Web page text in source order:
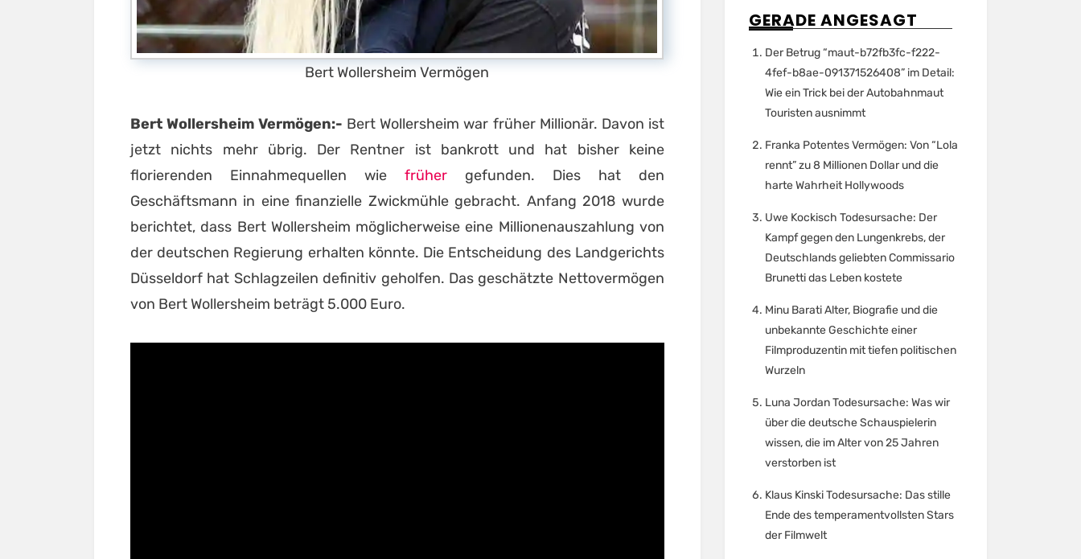
Bert Wollersheim Vermögen
Bert Wollersheim Vermögen:- Bert Wollersheim war früher Millionär. Davon ist
jetzt nichts mehr übrig. Der Rentner ist bankrott und hat bisher keine
florierenden Einnahmequellen wie früher gefunden. Dies hat den
Geschäftsmann in eine finanzielle Zwickmühle gebracht. Anfang 2018 wurde
berichtet, dass Bert Wollersheim möglicherweise eine Millionenauszahlung von
der deutschen Regierung erhalten könnte. Die Entscheidung des Landgerichts
Düsseldorf hat Schlagzeilen definitiv geholfen. Das geschätzte Nettovermögen
von Bert Wollersheim beträgt 5.000 Euro.
GERADE ANGESAGT
Der Betrug “maut-b72fb3fc-f222-
4fef-b8ae-091371526408” im Detail:
Wie ein Trick bei der Autobahnmaut
Touristen ausnimmt
Franka Potentes Vermögen: Von “Lola
rennt” zu 8 Millionen Dollar und die
harte Wahrheit Hollywoods
Uwe Kockisch Todesursache: Der
Kampf gegen den Lungenkrebs, der
Deutschlands geliebten Commissario
Brunetti das Leben kostete
Minu Barati Alter, Biografie und die
unbekannte Geschichte einer
Filmproduzentin mit tiefen politischen
Wurzeln
Luna Jordan Todesursache: Was wir
über die deutsche Schauspielerin
wissen, die im Alter von 25 Jahren
verstorben ist
Klaus Kinski Todesursache: Das stille
Ende des temperamentvollsten Stars
der Filmwelt